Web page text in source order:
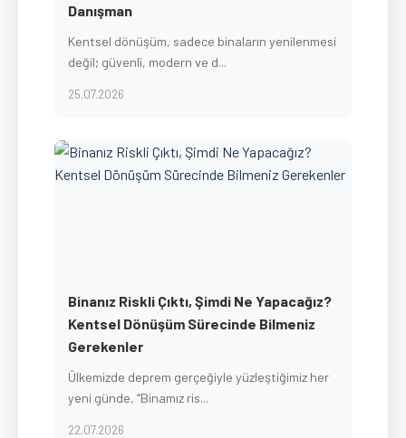
Danışman
Kentsel dönüşüm, sadece binaların yenilenmesi
değil; güvenli, modern ve d...
25.07.2026
Binanız Riskli Çıktı, Şimdi Ne Yapacağız?
Kentsel Dönüşüm Sürecinde Bilmeniz
Gerekenler
Ülkemizde deprem gerçeğiyle yüzleştiğimiz her
yeni günde, “Binamız ris...
22.07.2026